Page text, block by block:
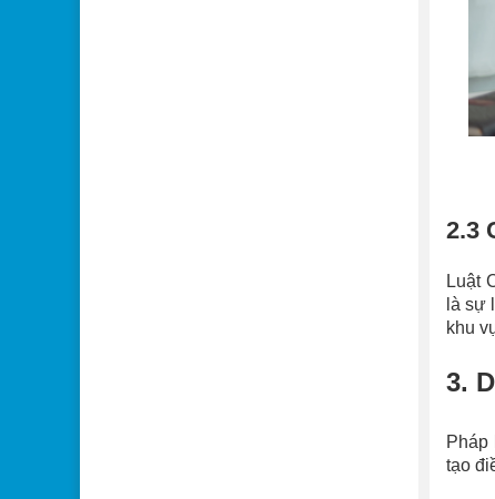
2.3
Luật
là sự
khu
3.
Pháp
tạo